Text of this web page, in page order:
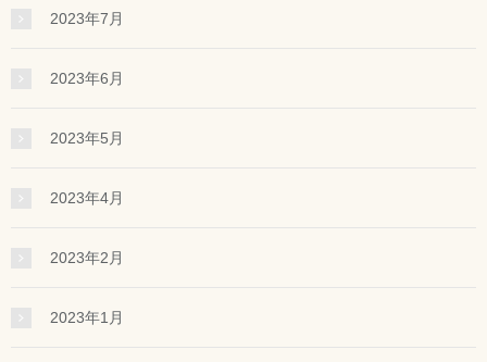
2023年7月
2023年6月
2023年5月
2023年4月
2023年2月
2023年1月